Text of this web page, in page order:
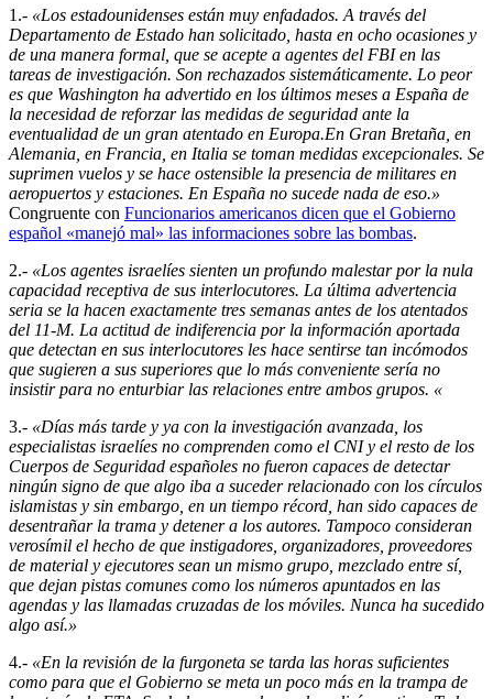
1.- «Los estadounidenses están muy enfadados. A través del
Departamento de Estado han solicitado, hasta en ocho ocasiones y
de una manera formal, que se acepte a agentes del FBI en las
tareas de investigación. Son rechazados sistemáticamente. Lo peor
es que Washington ha advertido en los últimos meses a España de
la necesidad de reforzar las medidas de seguridad ante la
eventualidad de un gran atentado en Europa.En Gran Bretaña, en
Alemania, en Francia, en Italia se toman medidas excepcionales. Se
suprimen vuelos y se hace ostensible la presencia de militares en
aeropuertos y estaciones. En España no sucede nada de eso.»
Congruente con Funcionarios americanos dicen que el Gobierno
español «manejó mal» las informaciones sobre las bombas.
2.- «Los agentes israelíes sienten un profundo malestar por la nula
capacidad receptiva de sus interlocutores. La última advertencia
seria se la hacen exactamente tres semanas antes de los atentados
del 11-M. La actitud de indiferencia por la información aportada
que detectan en sus interlocutores les hace sentirse tan incómodos
que sugieren a sus superiores que lo más conveniente sería no
insistir para no enturbiar las relaciones entre ambos grupos. «
3.- «Días más tarde y ya con la investigación avanzada, los
especialistas israelíes no comprenden como el CNI y el resto de los
Cuerpos de Seguridad españoles no fueron capaces de detectar
ningún signo de que algo iba a suceder relacionado con los círculos
islamistas y sin embargo, en un tiempo récord, han sido capaces de
desentrañar la trama y detener a los autores. Tampoco consideran
verosímil el hecho de que instigadores, organizadores, proveedores
de material y ejecutores sean un mismo grupo, mezclado entre sí,
que dejan pistas comunes como los números apuntados en las
agendas y las llamadas cruzadas de los móviles. Nunca ha sucedido
algo así.»
4.- «En la revisión de la furgoneta se tarda las horas suficientes
como para que el Gobierno se meta un poco más en la trampa de